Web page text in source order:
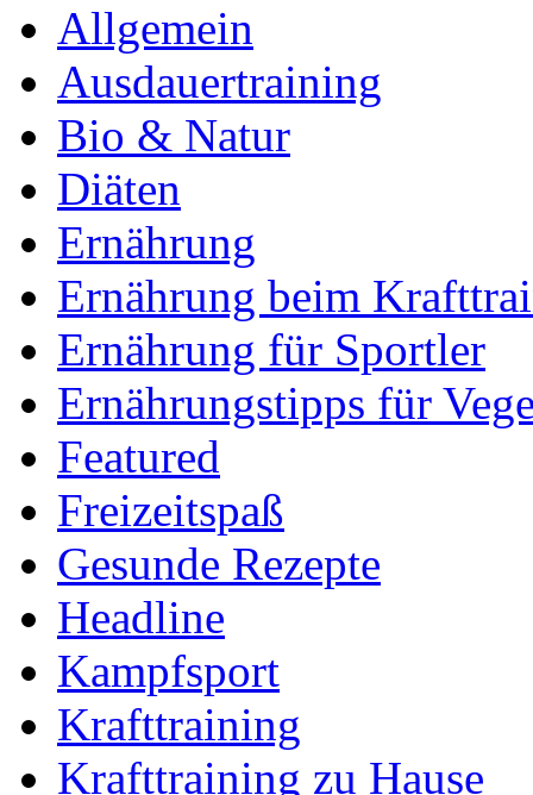
Allgemein
Ausdauertraining
Bio & Natur
Diäten
Ernährung
Ernährung beim
Ernährung für Sportler
Ernährungstipps für
Featured
Freizeitspaß
Gesunde Rezepte
Headline
Kampfsport
Krafttraining
Krafttraining zu Hause